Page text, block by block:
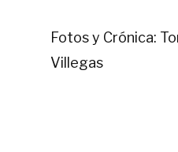
Fotos y Crónica:
Villegas